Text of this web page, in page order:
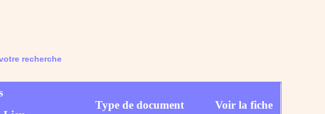
recherche
Type de document
Voir la fiche